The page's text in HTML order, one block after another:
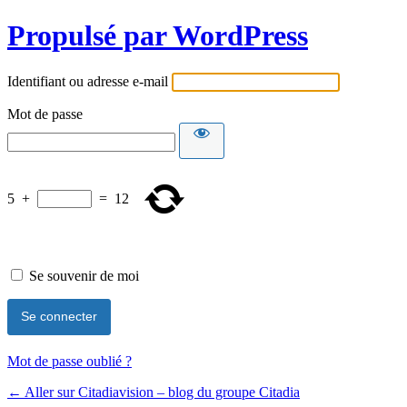
Propulsé par WordPress
Identifiant ou adresse e-mail
Mot de passe
5 + = 12
Se souvenir de moi
Mot de passe oublié ?
← Aller sur Citadiavision – blog du groupe Citadia